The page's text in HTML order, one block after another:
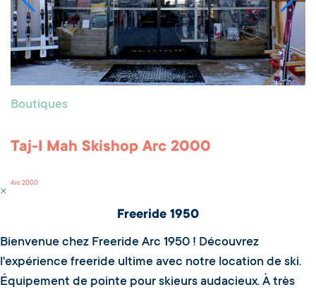
Boutiques
Taj-I Mah Skishop Arc 2000
Arc 2000
Freeride 1950
Bienvenue chez Freeride Arc 1950 ! Découvrez
l'expérience freeride ultime avec notre location de ski.
Équipement de pointe pour skieurs audacieux. À très